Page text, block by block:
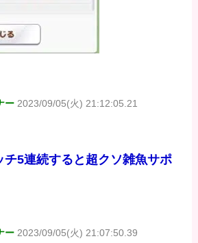
ー 2023/09/05(火) 21:12:05.21
チ5連続すると超クソ雑魚サポ
ー 2023/09/05(火) 21:07:50.39